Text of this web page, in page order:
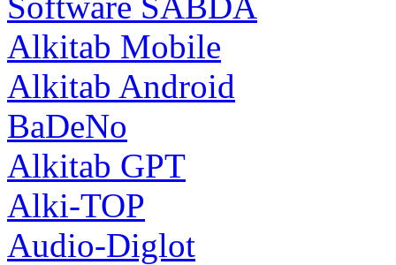
Alkitab Mobile
Alkitab Android
BaDeNo
Alkitab GPT
Alki-TOP
Audio-Diglot